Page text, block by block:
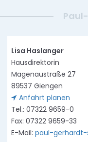
Lisa Haslanger
Hausdirektorin
Magenaustraße 27
89537 Giengen
Anfahrt planen
Tel.: 07322 9659-0
Fax: 07322 9659-33
E-Mail: paul-